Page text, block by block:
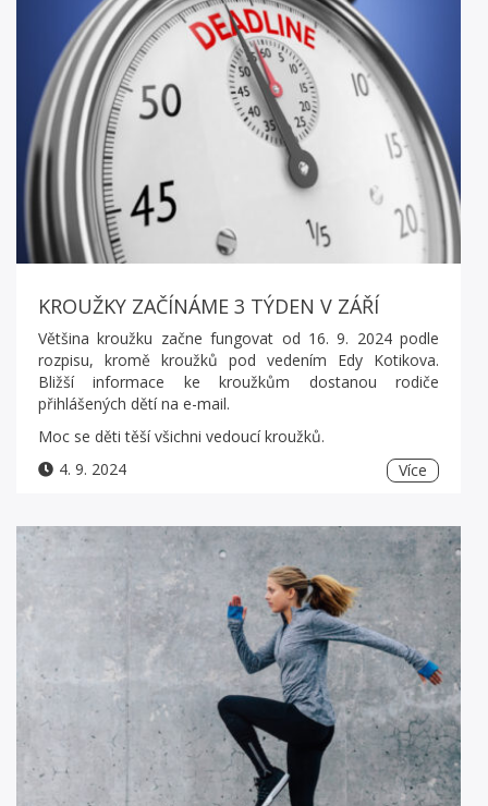
KROUŽKY ZAČÍNÁME 3 TÝDEN V ZÁŘÍ
Většina kroužku začne fungovat od 16. 9. 2024 podle
rozpisu, kromě kroužků pod vedením Edy Kotikova.
Bližší informace ke kroužkům dostanou rodiče
přihlášených dětí na e-mail.
Moc se děti těší všichni vedoucí kroužků.
4. 9. 2024
Více